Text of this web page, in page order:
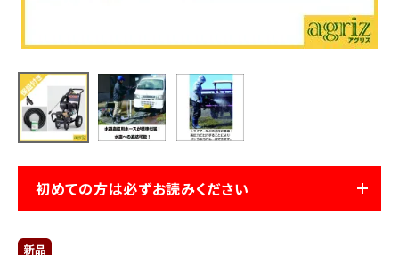
メールでのお問い合わせ
info@agriz.net
FAXでのご注文
0739-72-453224時間受付
初めての方は必ずお読みください